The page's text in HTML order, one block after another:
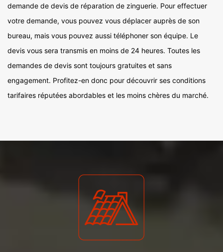
demande de devis de réparation de zinguerie. Pour effectuer
votre demande, vous pouvez vous déplacer auprès de son
bureau, mais vous pouvez aussi téléphoner son équipe. Le
devis vous sera transmis en moins de 24 heures. Toutes les
demandes de devis sont toujours gratuites et sans
engagement. Profitez-en donc pour découvrir ses conditions
tarifaires réputées abordables et les moins chères du marché.